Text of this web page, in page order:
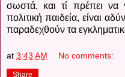
σωστά, και τί πρέπει να
πολιτική παιδεία, είναι
παραδεχθούν τα
at 3:43 AM No comments:
Share